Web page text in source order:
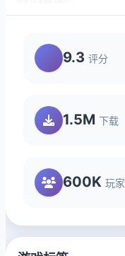
9.3 评分
1.5M 下载
600K 玩家